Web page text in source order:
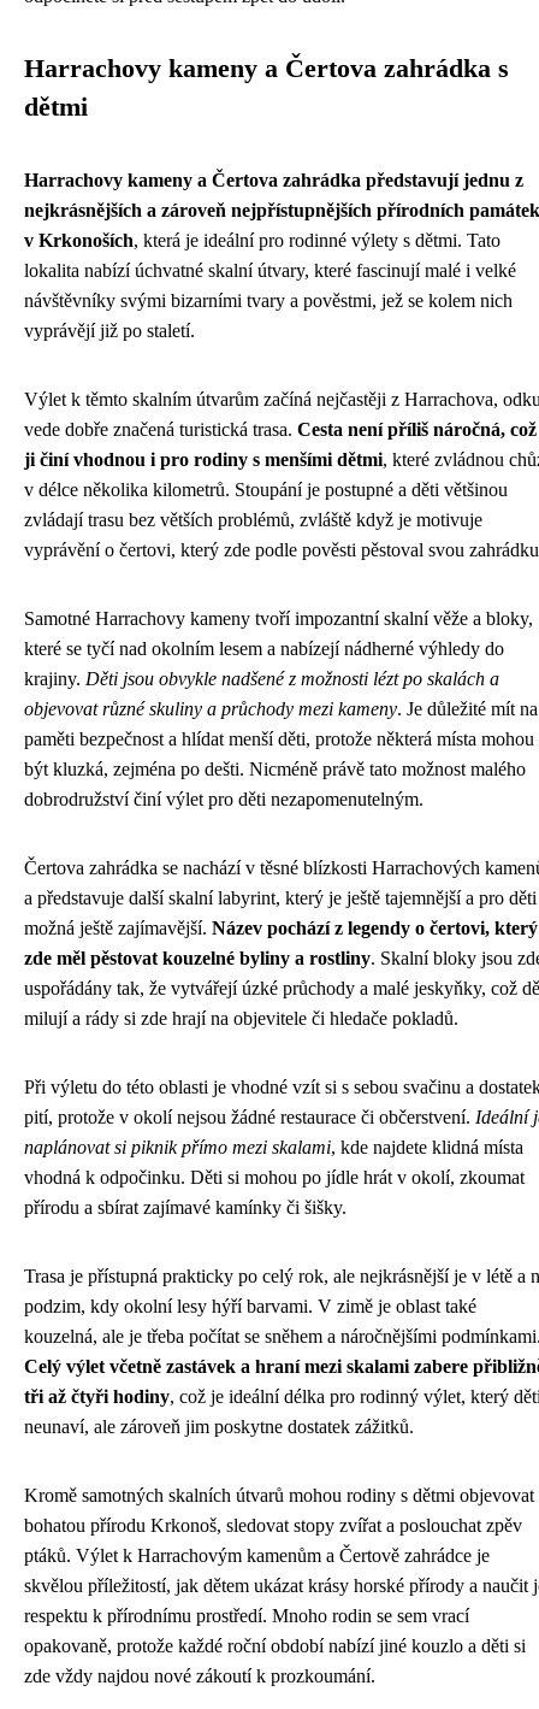
Harrachovy kameny a Čertova zahrádka s
dětmi
Harrachovy kameny a Čertova zahrádka představují jednu z
nejkrásnějších a zároveň nejpřístupnějších přírodních památek
v Krkonoších, která je ideální pro rodinné výlety s dětmi. Tato
lokalita nabízí úchvatné skalní útvary, které fascinují malé i velké
návštěvníky svými bizarními tvary a pověstmi, jež se kolem nich
vyprávějí již po staletí.
Výlet k těmto skalním útvarům začíná nejčastěji z Harrachova,
vede dobře značená turistická trasa. Cesta není příliš náročná, což
ji činí vhodnou i pro rodiny s menšími dětmi, které zvládnou
v délce několika kilometrů. Stoupání je postupné a děti většinou
zvládají trasu bez větších problémů, zvláště když je motivuje
vyprávění o čertovi, který zde podle pověsti pěstoval svou
Samotné Harrachovy kameny tvoří impozantní skalní věže a bloky,
které se tyčí nad okolním lesem a nabízejí nádherné výhledy do
krajiny. Děti jsou obvykle nadšené z možnosti lézt po skalách a
objevovat různé skuliny a průchody mezi kameny. Je důležité mít na
paměti bezpečnost a hlídat menší děti, protože některá místa mohou
být kluzká, zejména po dešti. Nicméně právě tato možnost malého
dobrodružství činí výlet pro děti nezapomenutelným.
Čertova zahrádka se nachází v těsné blízkosti Harrachových
a představuje další skalní labyrint, který je ještě tajemnější a pro děti
možná ještě zajímavější. Název pochází z legendy o čertovi, který
zde měl pěstovat kouzelné byliny a rostliny. Skalní bloky jsou
uspořádány tak, že vytvářejí úzké průchody a malé jeskyňky, což
milují a rády si zde hrají na objevitele či hledače pokladů.
Při výletu do této oblasti je vhodné vzít si s sebou svačinu a
pití, protože v okolí nejsou žádné restaurace či občerstvení. Ideální
naplánovat si piknik přímo mezi skalami, kde najdete klidná místa
vhodná k odpočinku. Děti si mohou po jídle hrát v okolí, zkoumat
přírodu a sbírat zajímavé kamínky či šišky.
Trasa je přístupná prakticky po celý rok, ale nejkrásnější je v létě a
podzim, kdy okolní lesy hýří barvami. V zimě je oblast také
kouzelná, ale je třeba počítat se sněhem a náročnějšími
Celý výlet včetně zastávek a hraní mezi skalami zabere
tři až čtyři hodiny, což je ideální délka pro rodinný výlet, který
neunaví, ale zároveň jim poskytne dostatek zážitků.
Kromě samotných skalních útvarů mohou rodiny s dětmi objevovat
bohatou přírodu Krkonoš, sledovat stopy zvířat a poslouchat zpěv
ptáků. Výlet k Harrachovým kamenům a Čertově zahrádce je
skvělou příležitostí, jak dětem ukázat krásy horské přírody a naučit
respektu k přírodnímu prostředí. Mnoho rodin se sem vrací
opakovaně, protože každé roční období nabízí jiné kouzlo a děti si
zde vždy najdou nové zákoutí k prozkoumání.